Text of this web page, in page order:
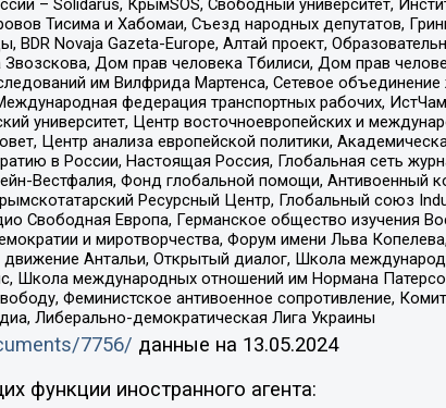
– Solidarus, КрымSOS, Свободный университет,
Тисима и Хабомаи, Съезд народных депутатов,
BDR Novaja Gazeta-Europe, Алтай проект,
Дом прав человека Тбилиси, Дом прав
им Вилфрида Мартенса, Сетевое
федерация транспортных рабочих,
университет, Центр восточноевропейских и
Центр анализа европейской политики,
в России, Настоящая Россия, Глобальная сеть
Вестфалия, Фонд глобальной помощи, Антивоенный
Ресурсный Центр, Глобальный союз
Свободная Европа, Германское общество изучения
и миротворчества, Форум имени Льва
Антальи, Открытый диалог, Школа
Школа международных отношений им Нормана
Феминистское антивоенное сопротивление,
Либерально-демократическая Лига Украины
7756/ данные на 13.05.2024
функции иностранного агента: